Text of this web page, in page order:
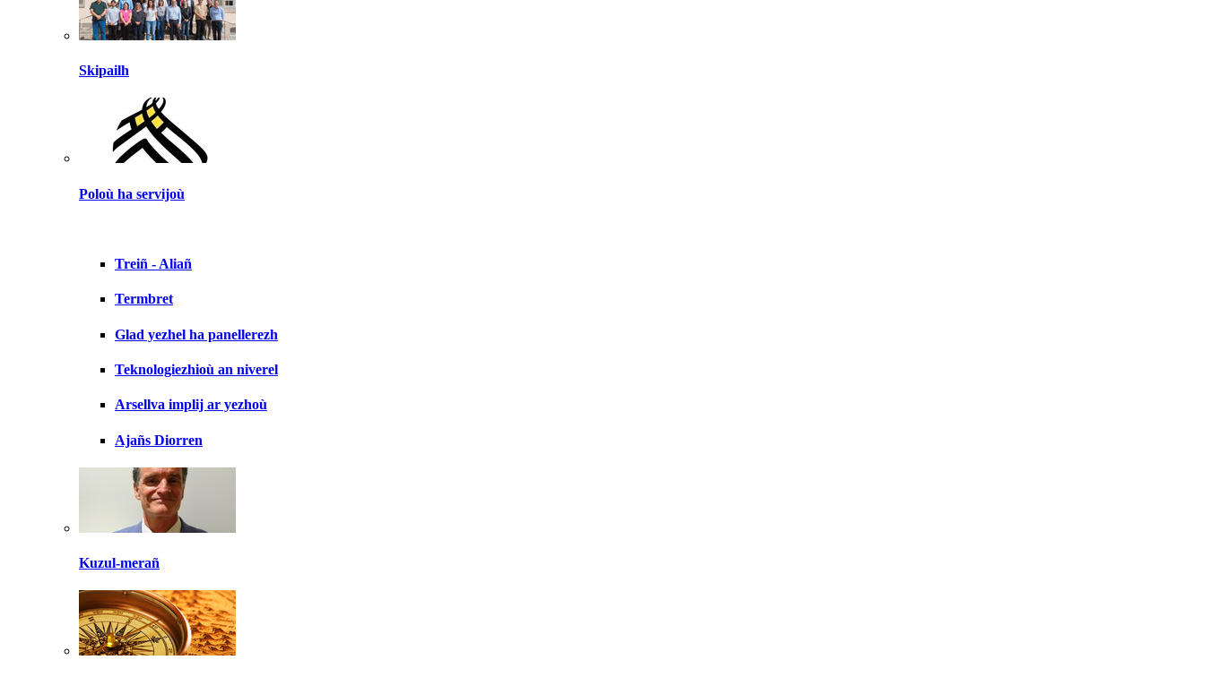
Skipailh
Poloù ha servijoù
Treiñ - Aliañ
Termbret
Glad yezhel ha panellerezh
Teknologiezhioù an niverel
Arsellva implij ar yezhoù
Ajañs Diorren
Kuzul-merañ